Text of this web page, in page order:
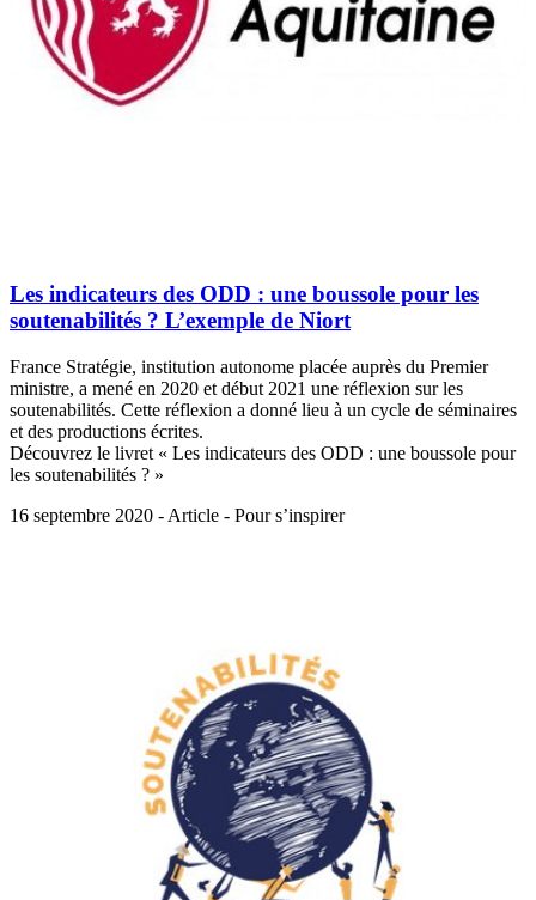
Les indicateurs des ODD : une boussole pour les
soutenabilités ? L’exemple de Niort
France Stratégie, institution autonome placée auprès du Premier
ministre, a mené en 2020 et début 2021 une réflexion sur les
soutenabilités. Cette réflexion a donné lieu à un cycle de séminaires
et des productions écrites.
Découvrez le livret « Les indicateurs des ODD : une boussole pour
les soutenabilités ? »
16 septembre 2020 - Article - Pour s’inspirer